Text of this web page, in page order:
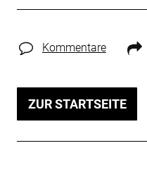
Kommentare
ZUR STARTSEITE